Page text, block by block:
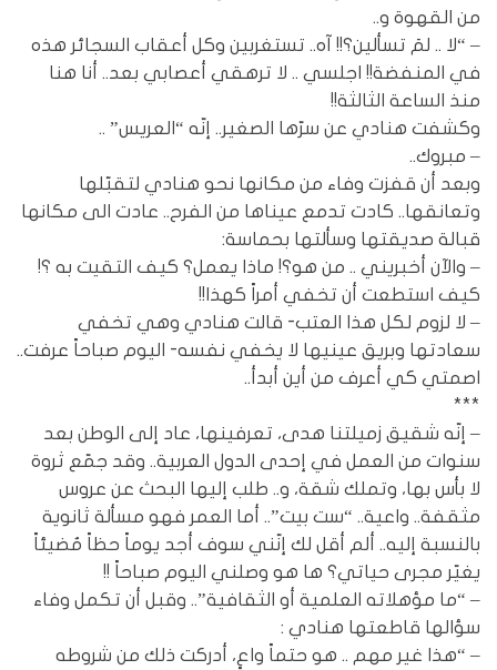
من القهوة و..
– “لا .. لمَ تسألين؟!! آه.. تستغربين وكل أعقاب السجائر هذه
في المنفضة!! اجلسي .. لا ترهقي أعصابي بعد.. أنا هنا
منذ الساعة الثالثة!!
وكشفت هنادي عن سرّها الصغير.. إنّه “العريس” ..
– مبروك..
وبعد أن قفزت وفاء من مكانها نحو هنادي لتقبّلها
وتعانقها.. كادت تدمع عيناها من الفرح.. عادت الى مكانها
قبالة صديقتها وسألتها بحماسة:
– والآن أخبريني .. من هو؟! ماذا يعمل؟ كيف التقيت به ؟!
كيف استطعت أن تخفي أمراً كهذا!!
– لا لزوم لكل هذا العتب- قالت هنادي وهي تخفي
سعادتها وبريق عينيها لا يخفي نفسه- اليوم صباحاً عرفت..
اصمتي كي أعرف من أين أبدأ..
***
– إنّه شقيق زميلتنا هدى، تعرفينها، عاد إلى الوطن بعد
سنوات من العمل في إحدى الدول العربية.. وقد جمّع ثروة
لا بأس بها، وتملك شقة، و.. طلب إليها البحث عن عروس
مثقفة.. واعية.. “ست بيت”.. أما العمر فهو مسألة ثانوية
بالنسبة إليه.. ألم أقل لك إنّني سوف أجد يوماً حظاً مُضيئاً
يغيّر مجرى حياتي؟ ها هو وصلني اليوم صباحاً !!
– “ما مؤهلاته العلمية أو الثقافية”.. وقبل أن تكمل وفاء
سؤالها قاطعتها هنادي :
– “هذا غير مهم .. هو حتماً واعٍ، أدركت ذلك من شروطه